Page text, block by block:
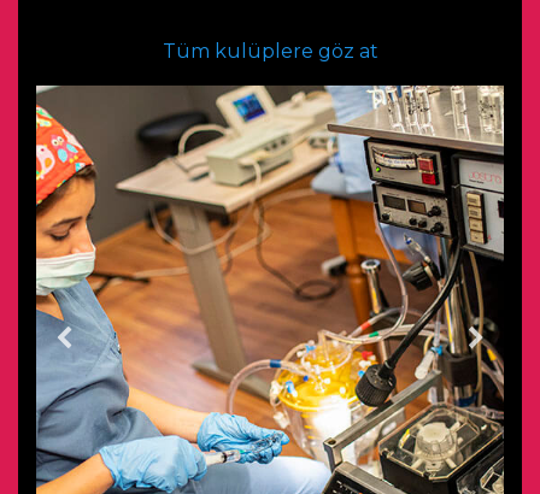
Tüm kulüplere göz at